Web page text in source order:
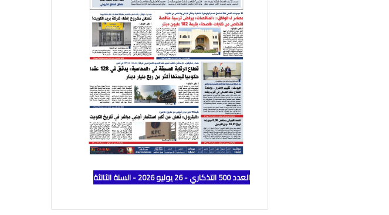
العدد 500 التذكاري - 26 يوليو 2026 - السنة الثالثة